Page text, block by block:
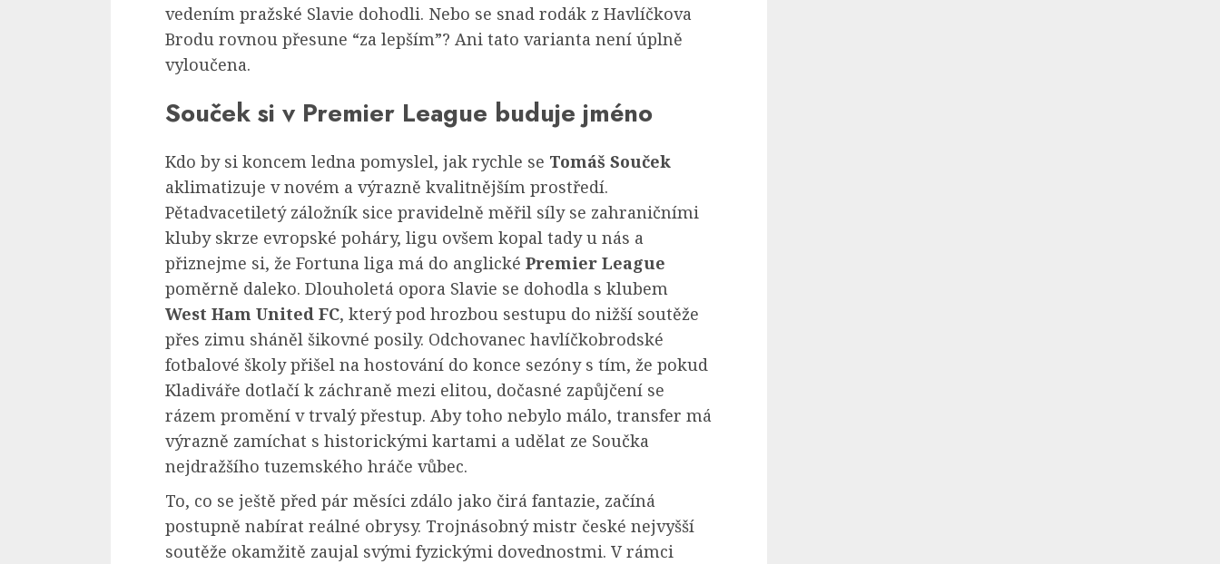
vedením pražské Slavie dohodli. Nebo se snad rodák z Havlíčkova
Brodu rovnou přesune “za lepším”? Ani tato varianta není úplně
vyloučena.
Souček si v Premier League buduje jméno
Kdo by si koncem ledna pomyslel, jak rychle se Tomáš Souček
aklimatizuje v novém a výrazně kvalitnějším prostředí.
Pětadvacetiletý záložník sice pravidelně měřil síly se zahraničními
kluby skrze evropské poháry, ligu ovšem kopal tady u nás a
přiznejme si, že Fortuna liga má do anglické Premier League
poměrně daleko. Dlouholetá opora Slavie se dohodla s klubem
West Ham United FC, který pod hrozbou sestupu do nižší soutěže
přes zimu sháněl šikovné posily. Odchovanec havlíčkobrodské
fotbalové školy přišel na hostování do konce sezóny s tím, že pokud
Kladiváře dotlačí k záchraně mezi elitou, dočasné zapůjčení se
rázem promění v trvalý přestup. Aby toho nebylo málo, transfer má
výrazně zamíchat s historickými kartami a udělat ze Součka
nejdražšího tuzemského hráče vůbec.
To, co se ještě před pár měsíci zdálo jako čirá fantazie, začíná
postupně nabírat reálné obrysy. Trojnásobný mistr české nejvyšší
soutěže okamžitě zaujal svými fyzickými dovednostmi. V rámci